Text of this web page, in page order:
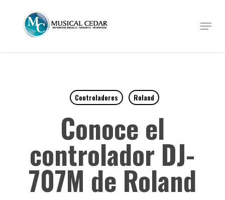
Menu
Controladores Roland
Conoce el
controlador DJ-
707M de Roland
Close